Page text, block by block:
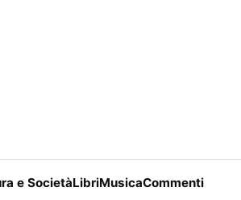
e SocietàLibriMusicaCommenti